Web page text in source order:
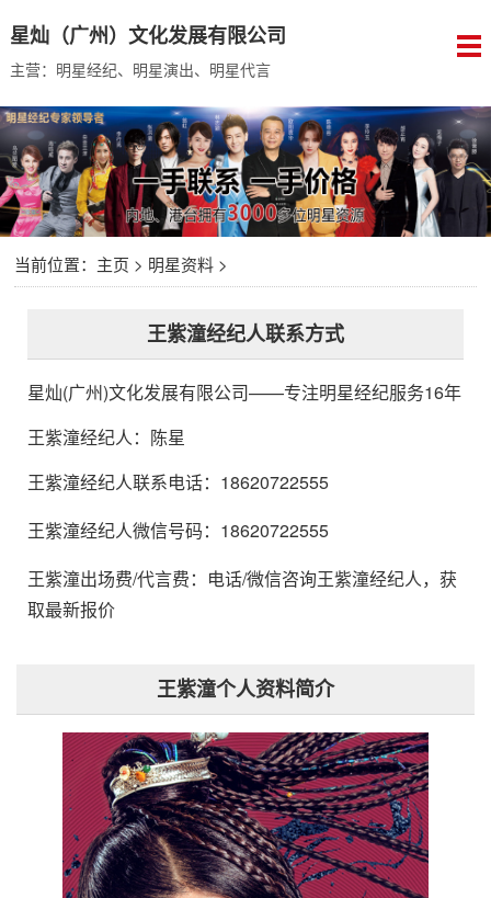
星灿（广州）文化发展有限公司
主营：明星经纪、明星演出、明星代言
当前位置： 主页 > 明星资料>
王紫潼经纪人联系方式
星灿(广州)文化发展有限公司——专注明星经纪服务16年
王紫潼经纪人： 陈星
王紫潼经纪人联系电话：18620722555
王紫潼经纪人微信号码：18620722555
王紫潼出场费/代言费：电话/微信咨询王紫潼经纪人，获
取最新报价
王紫潼个人资料简介